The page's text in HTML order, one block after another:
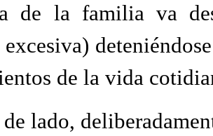
de la familia va
de la vida
lado,